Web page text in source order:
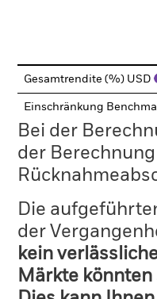
Gesamtrendite (%) USD
Einschränkung
Bei der
der
Die
der
kein
Märkte